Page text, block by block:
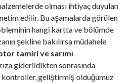
olması ihtiyaç duyulan
edilir. Bu aşamalarda görülen
hangi kartta ve bölümde
şekline bakılırsa müdahele
tamiri ve sarımı
giderildikten sonrasında
geliştirmiş olduğumuz